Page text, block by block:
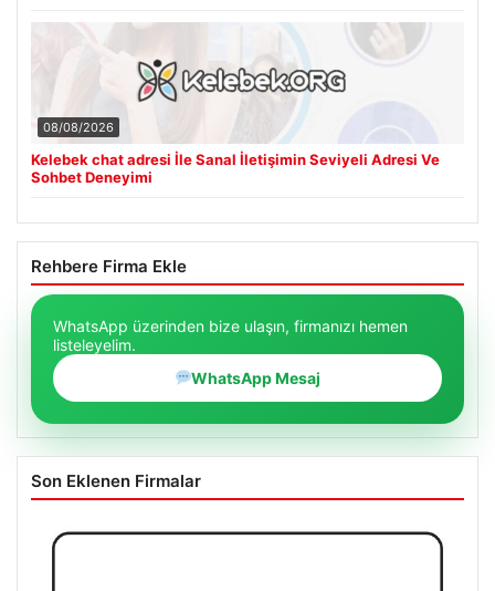
08/08/2026
Kelebek chat adresi İle Sanal İletişimin Seviyeli Adresi Ve
Sohbet Deneyimi
Rehbere Firma Ekle
WhatsApp üzerinden bize ulaşın, firmanızı hemen
listeleyelim.
WhatsApp Mesaj
Son Eklenen Firmalar